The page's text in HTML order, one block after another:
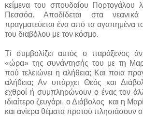
κείμενα του σπουδαίου Πορτογάλου
Πεσσόα. Αποδίδεται στα
πραγματεύεται ένα από τα αγαπημένα
του διαβόλου με τον κόσμο.
Τί συμβολίζει αυτός ο παράξενος
«ώρα» της συνάντησής του με τη
πού τελειώνει η αλήθεια; Και ποια
αλήθεια; Αν υπάρχει Θεός και
εχθροί ή συμπληρώνουν ο ένας τον
ιδιαίτερο ζευγάρι, ο Διάβολος και η
και ανίερα θέματα προτού πλησιάσουν